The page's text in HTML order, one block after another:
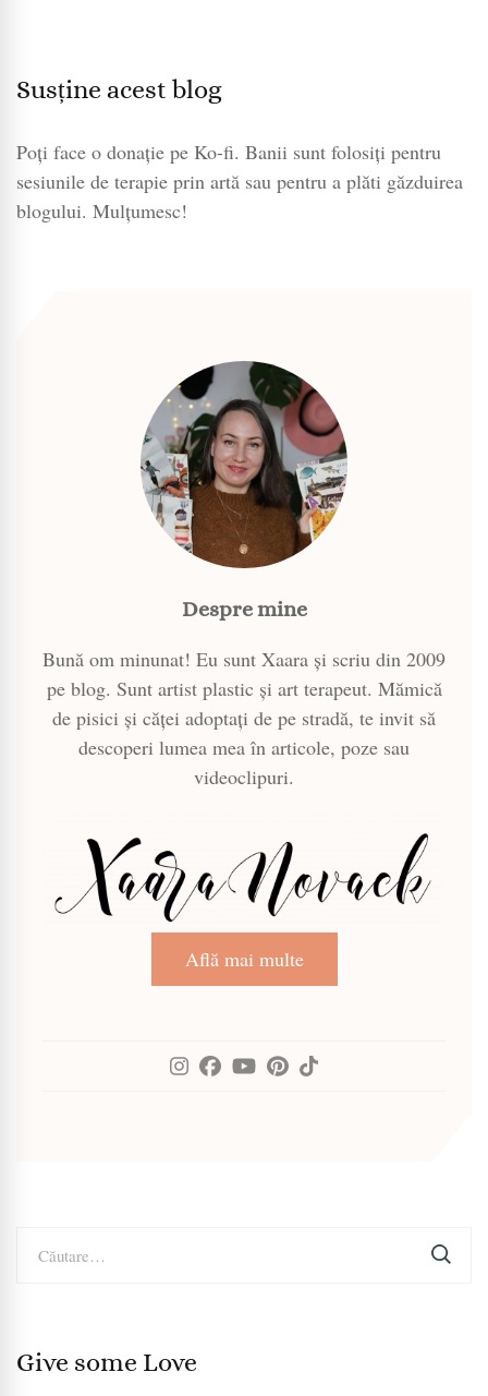
Susține acest blog
Poți face o donație pe Ko-fi. Banii sunt folosiți pentru
sesiunile de terapie prin artă sau pentru a plăti găzduirea
blogului. Mulțumesc!
Despre mine
Bună om minunat! Eu sunt Xaara și scriu din 2009
pe blog. Sunt artist plastic și art terapeut. Mămică
de pisici și căței adoptați de pe stradă, te invit să
descoperi lumea mea în articole, poze sau
videoclipuri.
Află mai multe
după:
Give some Love